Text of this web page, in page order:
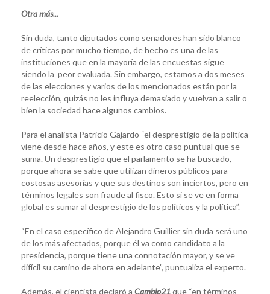
Otra más...
Sin duda, tanto diputados como senadores han sido blanco
de críticas por mucho tiempo, de hecho es una de las
instituciones que en la mayoría de las encuestas sigue
siendo la peor evaluada. Sin embargo, estamos a dos meses
de las elecciones y varios de los mencionados están por la
reelección, quizás no les influya demasiado y vuelvan a salir o
bien la sociedad hace algunos cambios.
Para el analista Patricio Gajardo “el desprestigio de la política
viene desde hace años, y este es otro caso puntual que se
suma. Un desprestigio que el parlamento se ha buscado,
porque ahora se sabe que utilizan dineros públicos para
costosas asesorías y que sus destinos son inciertos, pero en
términos legales son fraude al fisco. Esto si se ve en forma
global es sumar al desprestigio de los políticos y la política”.
“En el caso específico de Alejandro Guillier sin duda será uno
de los más afectados, porque él va como candidato a la
presidencia, porque tiene una connotación mayor, y se ve
difícil su camino de ahora en adelante”, puntualiza el experto.
Además, el cientista declaró a Cambio21que “en términos